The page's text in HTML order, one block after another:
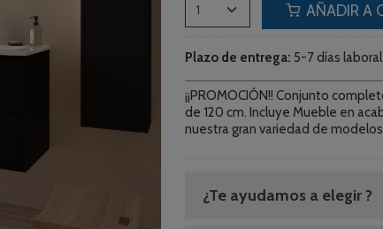
AÑADIR A
Plazo de entrega: 5-7 días
¡¡PROMOCIÓN!! Conjunto
de 120 cm. Incluye Mueble en
nuestra gran variedad de
¿Te ayudamos a elegir ?